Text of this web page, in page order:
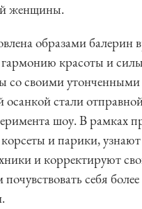
женщины.
образами балерин
гармонию красоты и
со своими
осанкой стали
шоу. В рамках
и парики, узнают
и корректируют
себя